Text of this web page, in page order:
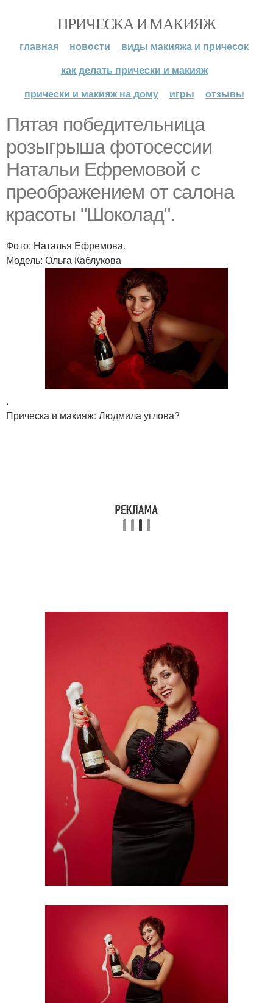
ПРИЧЕСКА И МАКИЯЖ
главная новости
виды макияжа и причесок
как делать прически и макияж
прически и макияж на дому
игры отзывы
Пятая победительница
розыгрыша фотосессии
Натальи Ефремовой с
преображением от салона
красоты "Шоколад".
Фото: Наталья Ефремова.
Модель: Ольга Каблукова
.
Прическа и макияж: Людмила углова?